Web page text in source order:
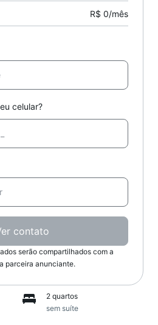
R$ 0/mês
celular?
contato
serão compartilhados com a
parceira anunciante.
2 quartos
sem suíte